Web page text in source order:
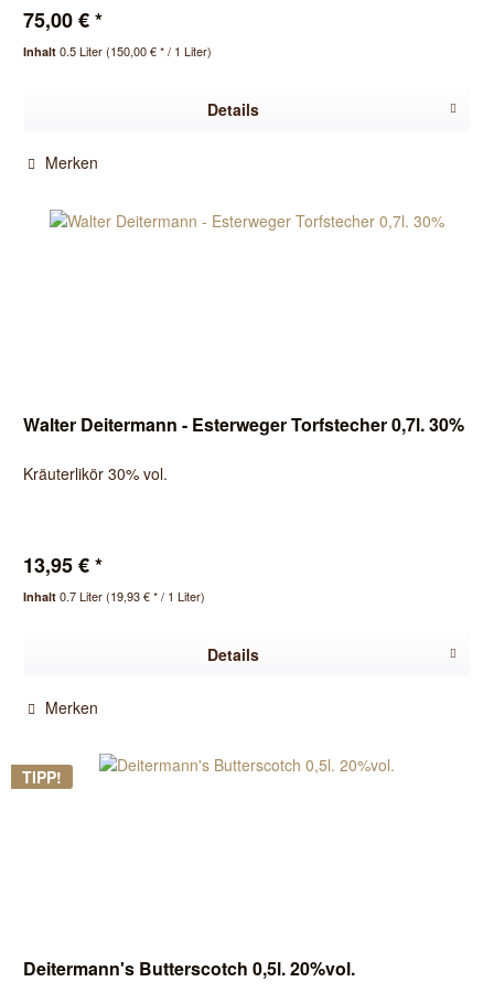
75,00 € *
Inhalt0.5 Liter(150,00 € * / 1 Liter)
Details
Merken
Walter Deitermann - Esterweger Torfstecher 0,7l. 30%
Kräuterlikör 30% vol.
13,95 € *
Inhalt0.7 Liter(19,93 € * / 1 Liter)
Details
Merken
TIPP!
Deitermann's Butterscotch 0,5l. 20%vol.